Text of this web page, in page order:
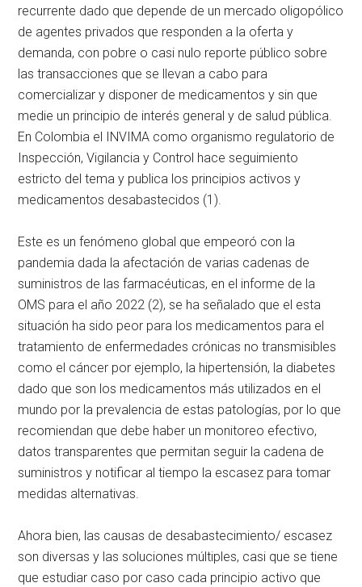
recurrente dado que depende de un mercado oligopólico
de agentes privados que responden a la oferta y
demanda, con pobre o casi nulo reporte público sobre
las transacciones que se llevan a cabo para
comercializar y disponer de medicamentos y sin que
medie un principio de interés general y de salud pública.
En Colombia el INVIMA como organismo regulatorio de
Inspección, Vigilancia y Control hace seguimiento
estricto del tema y publica los principios activos y
medicamentos desabastecidos (1).
Este es un fenómeno global que empeoró con la
pandemia dada la afectación de varias cadenas de
suministros de las farmacéuticas, en el informe de la
OMS para el año 2022 (2), se ha señalado que el esta
situación ha sido peor para los medicamentos para el
tratamiento de enfermedades crónicas no transmisibles
como el cáncer por ejemplo, la hipertensión, la diabetes
dado que son los medicamentos más utilizados en el
mundo por la prevalencia de estas patologías, por lo que
recomiendan que debe haber un monitoreo efectivo,
datos transparentes que permitan seguir la cadena de
suministros y notificar al tiempo la escasez para tomar
medidas alternativas.
Ahora bien, las causas de desabastecimiento/ escasez
son diversas y las soluciones múltiples, casi que se tiene
que estudiar caso por caso cada principio activo que